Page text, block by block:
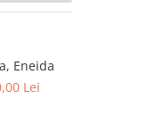
Eneida
Lei